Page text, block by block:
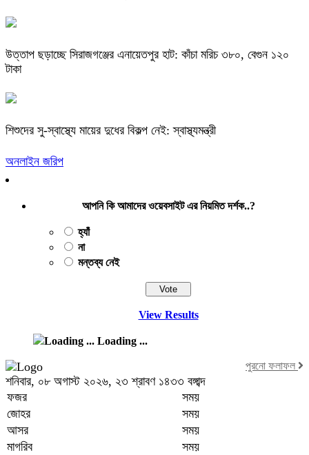
উত্তাপ ছড়াচ্ছে সিরাজগঞ্জের এনায়েতপুর হাট: কাঁচা মরিচ ৩৮০, বেগুন ১২০
টাকা
শিশুদের সু-স্বাস্থ্যে মায়ের দুধের বিকল্প নেই: স্বাস্থ্যমন্ত্রী
অনলাইন জরিপ
আপনি কি আমাদের ওয়েবসাইট এর নিয়মিত দর্শক..?
হ্যাঁ
না
মন্তব্য নেই
View Results
Loading ...
পুরনো ফলাফল
শনিবার, ০৮ অগাস্ট ২০২৬, ২৩ শ্রাবণ ১৪৩৩ বঙ্গাব্দ
ফজর
সময়
জোহর
সময়
আসর
সময়
মাগরিব
সময়